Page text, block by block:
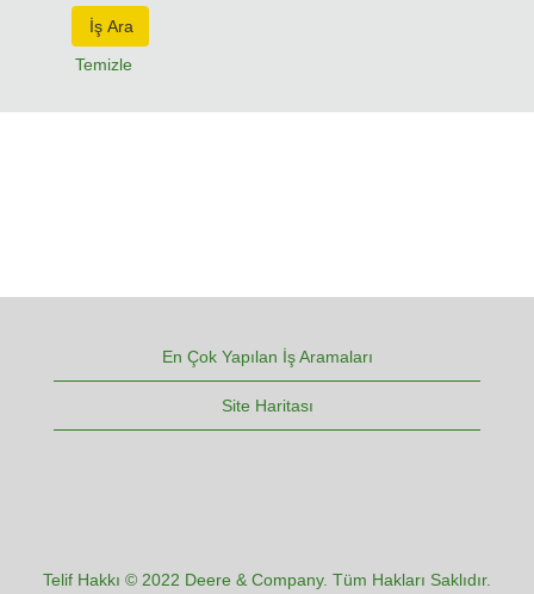
Temizle
En Çok Yapılan İş Aramaları
Site Haritası
Telif Hakkı © 2022 Deere & Company. Tüm Hakları Saklıdır.